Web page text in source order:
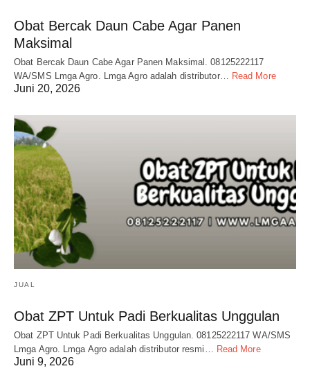
Obat Bercak Daun Cabe Agar Panen
Maksimal
Obat Bercak Daun Cabe Agar Panen Maksimal. 08125222117
WA/SMS Lmga Agro. Lmga Agro adalah distributor…
Read More
Juni 20, 2026
JUAL
Obat ZPT Untuk Padi Berkualitas Unggulan
Obat ZPT Untuk Padi Berkualitas Unggulan. 08125222117 WA/SMS
Lmga Agro. Lmga Agro adalah distributor resmi… Read More
Juni 9, 2026